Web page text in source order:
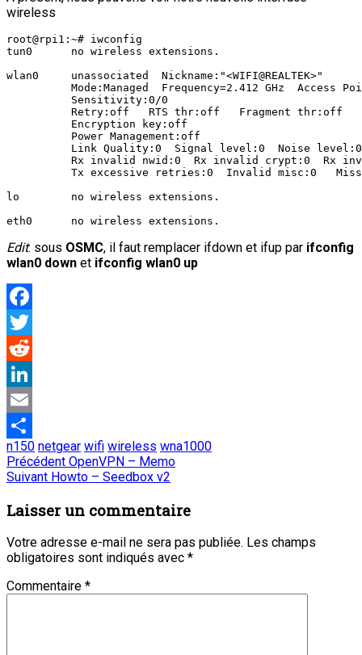
wireless
root@rpi1:~# iwconfig
tun0      no wireless extensions.
wlan0     unassociated  Nickname:"<WIFI@REALTEK>"
Mode:Managed  Frequency=2.412 GHz  Access
          Sensitivity:0/0
          Retry:off   RTS thr:off   Fragment thr:off
          Encryption key:off
          Power Management:off
          Link Quality:0  Signal level:0  Noise level:0
Rx invalid nwid:0  Rx invalid crypt:0  Rx
Tx excessive retries:0  Invalid misc:0
lo        no wireless extensions.
Edit: sous OSMC, il faut remplacer ifdown et ifup par ifconfig
wlan0 down et ifconfig wlan0 up
Facebook
Twitter
Reddit
LinkedIn
Email
Partager
n150 netgear wifi wireless wna1000
Navigation
de
l’article
Précédent Article
précédent
OpenVPN – Memo
Suivant Article
:
Howto – Seedbox v2
Laisser un commentaire
Votre adresse e-mail ne sera pas publiée. Les champs
obligatoires sont indiqués avec *
Commentaire *